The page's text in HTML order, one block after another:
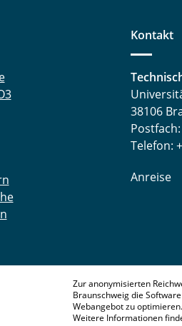
Kontakt
38106
Telefon:
Anreise
Zur anonymisierten
Braunschweig die
Webangebot zu optimieren.
Weitere Informationen